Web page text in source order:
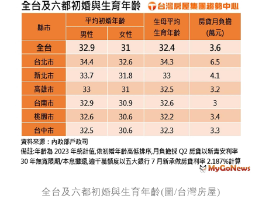
全台及六都初婚與生育年齡(圖/台灣房屋)